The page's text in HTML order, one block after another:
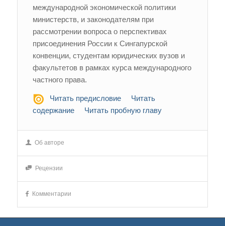
международной экономической политики
министерств, и законодателям при
рассмотрении вопроса о перспективах
присоединения России к Сингапурской
конвенции, студентам юридических вузов и
факультетов в рамках курса международного
частного права.
Читать предисловие
Читать
содержание
Читать пробную главу
Об авторе
Рецензии
Комментарии